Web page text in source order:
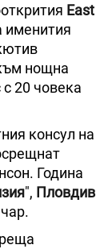
East
именития
нощна
20 човека
консул на
Година
", Пловдив